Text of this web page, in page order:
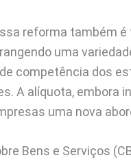
reforma também
uma
competência dos
A alíquota, embora
uma nova
Bens e Serviços